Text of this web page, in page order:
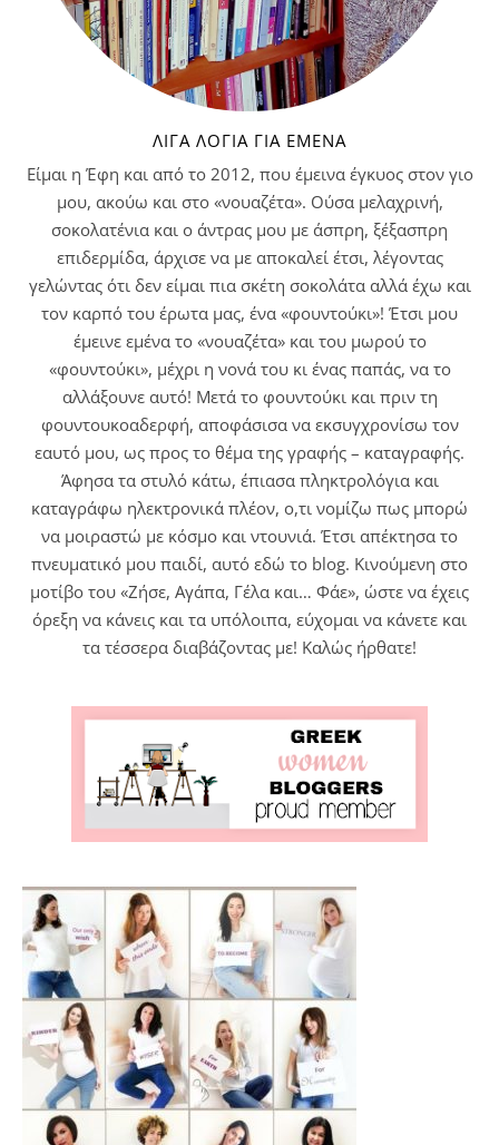
ΛΊΓΑ ΛΌΓΙΑ ΓΙΑ ΕΜΈΝΑ
Είμαι η Έφη και από το 2012, που έμεινα έγκυος στον γιο
μου, ακούω και στο «νουαζέτα». Ούσα μελαχρινή,
σοκολατένια και ο άντρας μου με άσπρη, ξέξασπρη
επιδερμίδα, άρχισε να με αποκαλεί έτσι, λέγοντας
γελώντας ότι δεν είμαι πια σκέτη σοκολάτα αλλά έχω και
τον καρπό του έρωτα μας, ένα «φουντούκι»! Έτσι μου
έμεινε εμένα το «νουαζέτα» και του μωρού το
«φουντούκι», μέχρι η νονά του κι ένας παπάς, να το
αλλάξουνε αυτό! Μετά το φουντούκι και πριν τη
φουντουκοαδερφή, αποφάσισα να εκσυγχρονίσω τον
εαυτό μου, ως προς το θέμα της γραφής – καταγραφής.
Άφησα τα στυλό κάτω, έπιασα πληκτρολόγια και
καταγράφω ηλεκτρονικά πλέον, ο,τι νομίζω πως μπορώ
να μοιραστώ με κόσμο και ντουνιά. Έτσι απέκτησα το
πνευματικό μου παιδί, αυτό εδώ το blog. Κινούμενη στο
μοτίβο του «Ζήσε, Αγάπα, Γέλα και… Φάε», ώστε να έχεις
όρεξη να κάνεις και τα υπόλοιπα, εύχομαι να κάνετε και
τα τέσσερα διαβάζοντας με! Καλώς ήρθατε!